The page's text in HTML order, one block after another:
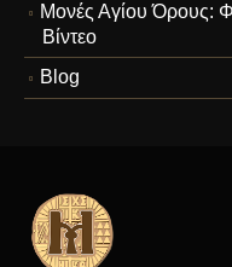
Μονές Αγίου Όρους:
Βίντεο
Blog